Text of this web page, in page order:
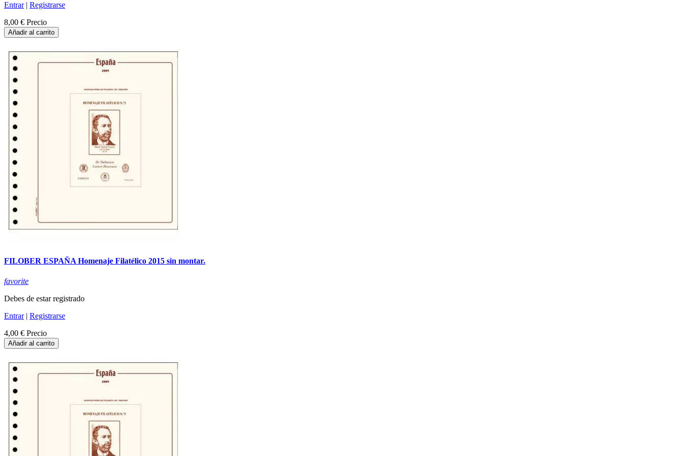
Entrar| Registrarse
8,00 € Precio
Añadir al carrito
FILOBER ESPAÑA Homenaje Filatélico 2015 sin montar.
favorite
Debes de estar registrado
Entrar| Registrarse
4,00 € Precio
Añadir al carrito